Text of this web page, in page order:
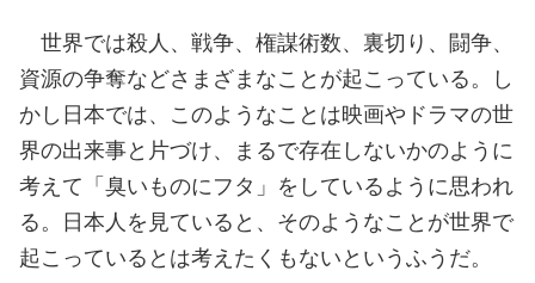
世界では殺人、戦争、権謀術数、裏切り、闘争、
資源の争奪などさまざまなことが起こっている。し
かし日本では、このようなことは映画やドラマの世
界の出来事と片づけ、まるで存在しないかのように
考えて「臭いものにフタ」をしているように思われ
る。日本人を見ていると、そのようなことが世界で
起こっているとは考えたくもないというふうだ。